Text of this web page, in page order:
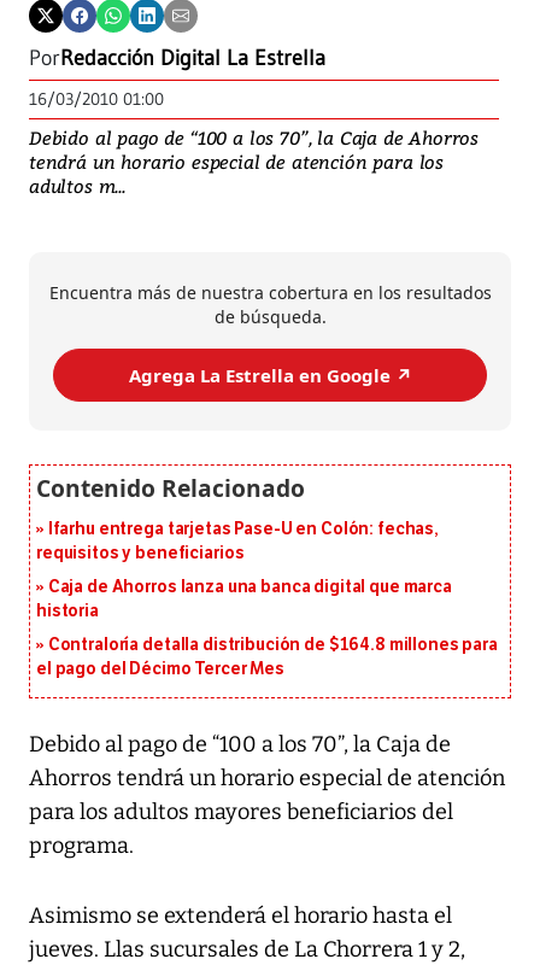
PorRedacción Digital La Estrella
16/03/2010 01:00
Debido al pago de “100 a los 70”, la Caja de Ahorros
tendrá un horario especial de atención para los
adultos m...
Encuentra más de nuestra cobertura en los resultados
de búsqueda.
Agrega La Estrella en Google ↗️
Ifarhu entrega tarjetas Pase-U en Colón: fechas,
requisitos y beneficiarios
Caja de Ahorros lanza una banca digital que marca
historia
Contraloría detalla distribución de $164.8 millones para
el pago del Décimo Tercer Mes
Debido al pago de “100 a los 70”, la Caja de
Ahorros tendrá un horario especial de atención
para los adultos mayores beneficiarios del
programa.
Asimismo se extenderá el horario hasta el
jueves. Llas sucursales de La Chorrera 1 y 2,